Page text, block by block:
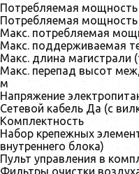
Потребляемая мощность
Потребляемая
Макс. потребляемая
Макс. поддерживаемая
Макс. длина магистрали
Макс. перепад высот
м
Напряжение
Сетевой кабель Да (с
Комплектность
Набор крепежных
внутреннего блока)
Пульт управления в
Фильтры очистки